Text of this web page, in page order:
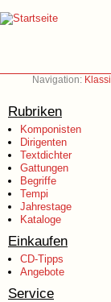
Navigation:
Rubriken
Komponisten
Dirigenten
Textdichter
Gattungen
Begriffe
Tempi
Jahrestage
Kataloge
Einkaufen
CD-Tipps
Angebote
Service